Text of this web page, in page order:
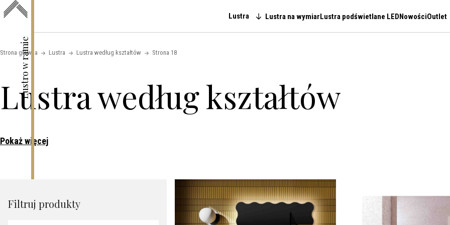
Lustro w ramie
Skip to content
Main navigation
Lustra Lustra na wymiarLustra podświetlane LEDNowościOutlet
Strona główna Lustra Lustra według kształtów Strona 18
Lustra według kształtów
Pokaż więcej
Filtruj produkty